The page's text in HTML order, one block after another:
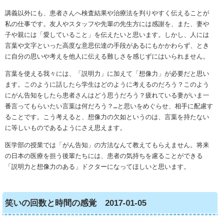
講義以外にも、患者さんへ検査結果や治療法を判りやすく伝えることが
私の仕事です。友人やスタッフや先輩の先生方には感謝を、また、妻や
子や親には「愛していること」を伝えたいと思います。しかし、人には
言葉や文字といった高度な意思伝達の手段があるにもかかわらず、とき
に自分の思いや考えを他人に伝える難しさを感じずにはいられません。
言葉を使える我々には、「説明力」に加えて「想像力」が必要だと思い
ます。このように話したら学生はどのように考えるのだろう？このよう
にがん告知をしたら患者さんはどう思うだろう？疲れている妻がいま一
番言ってもらいたい言葉は何だろう？ …と思いをめぐらせ、相手に配慮す
ることです。こう考えると、想像力の欠如というのは、言葉を持たない
に等しいものであるようにさえ思えます。
医学部の授業では「がん告知」の方法なんて教えてもらえません。将来
の日本の医療を担う後輩たちには、患者の気持ちを慮ることができる
「説明力と想像力のある」ドクターになってほしいと思います。
笑いの回数と時間の感覚 2017-01-05